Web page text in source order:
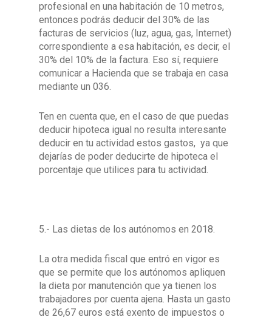
profesional en una habitación de 10 metros,
entonces podrás deducir del 30% de las
facturas de servicios (luz, agua, gas, Internet)
correspondiente a esa habitación, es decir, el
30% del 10% de la factura. Eso sí, requiere
comunicar a Hacienda que se trabaja en casa
mediante un 036.
Ten en cuenta que, en el caso de que puedas
deducir hipoteca igual no resulta interesante
deducir en tu actividad estos gastos, ya que
dejarías de poder deducirte de hipoteca el
porcentaje que utilices para tu actividad.
5.- Las dietas de los autónomos en 2018.
La otra medida fiscal que entró en vigor es
que se permite que los autónomos apliquen
la dieta por manutención que ya tienen los
trabajadores por cuenta ajena. Hasta un gasto
de 26,67 euros está exento de impuestos o